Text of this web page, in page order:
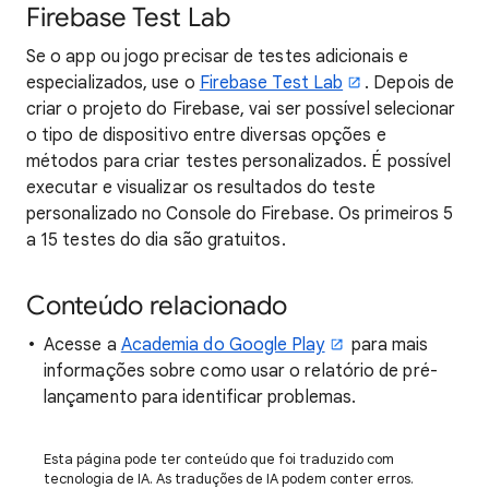
Firebase Test Lab
Se o app ou jogo precisar de testes adicionais e
especializados, use o Firebase Test Lab
. Depois de
criar o projeto do Firebase, vai ser possível selecionar
o tipo de dispositivo entre diversas opções e
métodos para criar testes personalizados. É possível
executar e visualizar os resultados do teste
personalizado no Console do Firebase. Os primeiros 5
a 15 testes do dia são gratuitos.
Conteúdo relacionado
Acesse a Academia do Google Play
para mais
informações sobre como usar o relatório de pré-
lançamento para identificar problemas.
Esta página pode ter conteúdo que foi traduzido com
tecnologia de IA. As traduções de IA podem conter erros.